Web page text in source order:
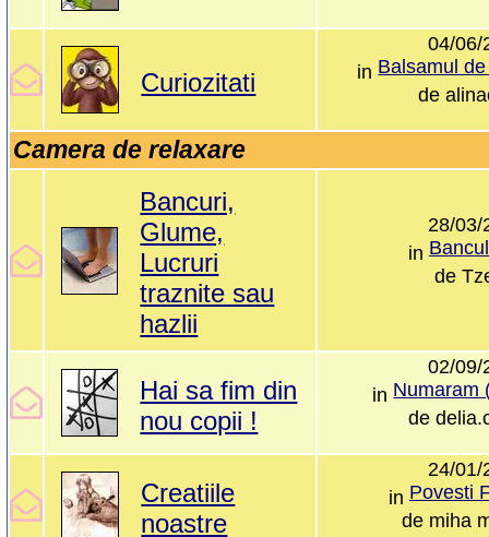
Curiozitati
04/06/
in
de
Camera de relaxare
Bancuri,
Glume,
Lucruri
traznite sau
hazlii
28/03/
in
de
Hai sa fim din
nou copii !
02/09/
inNumaram
de
Creatiile
noastre
24/01/
inPovesti
de miha